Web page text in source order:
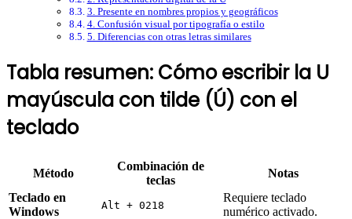
3. Presente en nombres propios y geográficos
4. Confusión visual por tipografía o estilo
5. Diferencias con otras letras similares
Tabla resumen: Cómo escribir la U
mayúscula con tilde (Ú) con el
teclado
Método
Combinación de
teclas
Notas
Teclado en
Windows
Alt + 0218
Requiere teclado
numérico activado.